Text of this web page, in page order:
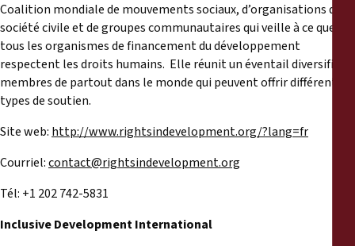
Coalition mondiale de mouvements sociaux, d’organisations de la
société civile et de groupes communautaires qui veille à ce que
tous les organismes de financement du développement
respectent les droits humains. Elle réunit un éventail diversifié de
membres de partout dans le monde qui peuvent offrir différents
types de soutien.
Site web: http://www.rightsindevelopment.org/?lang=fr
Courriel:contact@rightsindevelopment.org
Tél: +1 202 742-5831
Inclusive Development International